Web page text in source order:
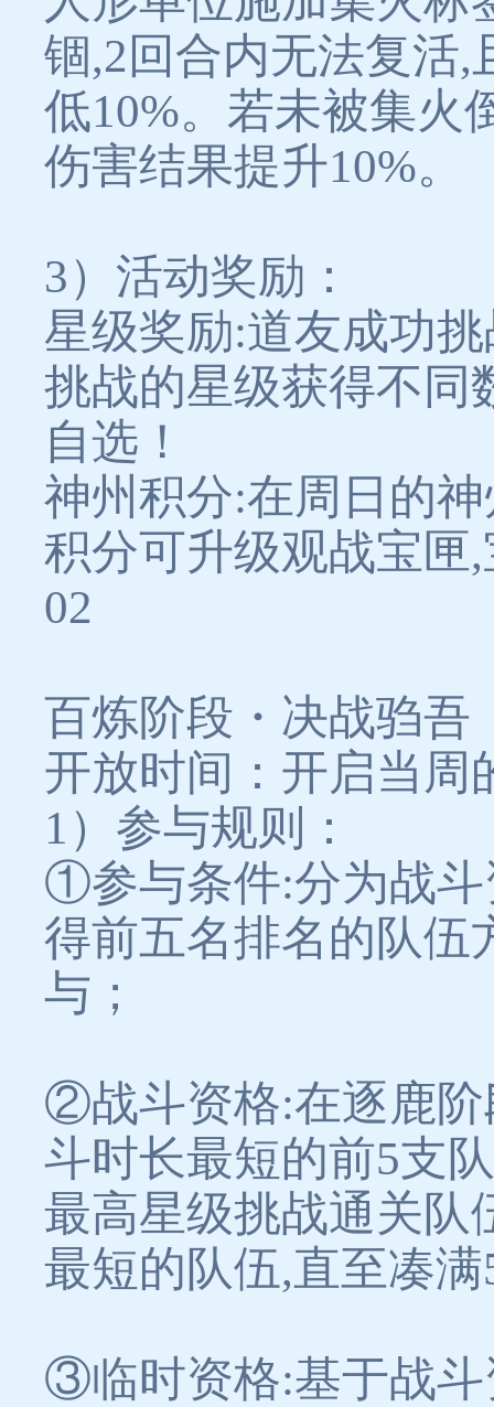
锢,2回合内无法复活
低10%。若未被集火
伤害结果提升10%。
3）活动奖励：
星级奖励:道友成功
挑战的星级获得不同
自选！
神州积分:在周日的
积分可升级观战宝匣
02
百炼阶段・决战驺吾
开放时间：开启当周
1）参与规则：
①参与条件:分为战斗
得前五名排名的队伍
与；
②战斗资格:在逐鹿阶
斗时长最短的前5支
最高星级挑战通关队
最短的队伍,直至凑
③临时资格:基于战斗